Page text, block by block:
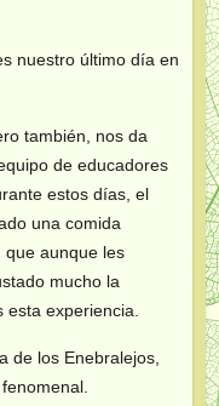
nuestro último día en
también, nos da
de educadores
estos días, el
una comida
que aunque les
mucho la
experiencia.
de los Enebralejos,